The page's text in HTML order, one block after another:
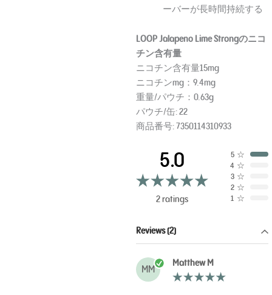
ーバーが長時間持続する
LOOP Jalapeno Lime Strongのニコ
チン含有量
ニコチン含有量15mg
ニコチンmg：9.4mg
重量/パウチ：0.63g
パウチ/缶: 22
商品番号: 7350114310933
5.0
2 ratings
5 ☆
4 ☆
3 ☆
2 ☆
1 ☆
Reviews (2)
MM
Matthew M